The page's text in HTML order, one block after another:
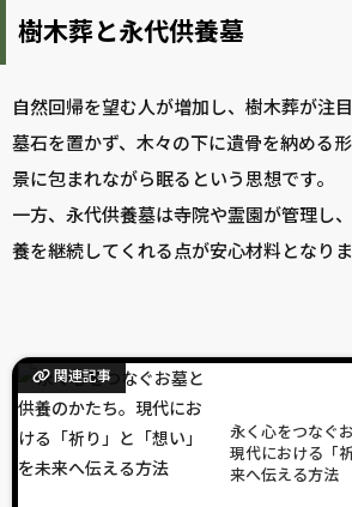
樹木葬と永代供養墓
自然回帰を望む人が増加し、樹木葬が注目
墓石を置かず、木々の下に遺骨を納める
景に包まれながら眠るという思想です。
一方、永代供養墓は寺院や霊園が管理し
養を継続してくれる点が安心材料となりま
関連記事
永く心をつなぐ
現代における「
来へ伝える方法